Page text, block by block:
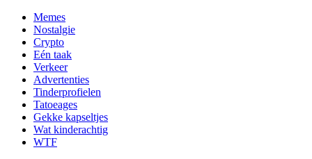
Memes
Nostalgie
Crypto
Eén taak
Verkeer
Advertenties
Tinderprofielen
Tatoeages
Gekke kapseltjes
Wat kinderachtig
WTF